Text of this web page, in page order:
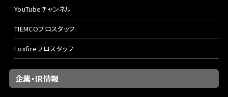
YouTubeチャンネル
TIEMCOプロスタッフ
Foxfireプロスタッフ
企業・IR情報